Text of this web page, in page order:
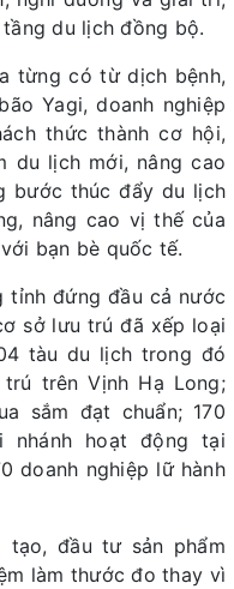
du lịch đồng bộ.
từng có từ dịch bệnh,
Yagi, doanh nghiệp
thức thành cơ hội,
du lịch mới, nâng cao
bước thúc đẩy du lịch
nâng cao vị thế của
bạn bè quốc tế.
tỉnh đứng đầu cả nước
sở lưu trú đã xếp loại
tàu du lịch trong đó
trên Vịnh Hạ Long;
sắm đạt chuẩn; 170
nhánh hoạt động tại
doanh nghiệp lữ hành
đầu tư sản phẩm
làm thước đo thay vì